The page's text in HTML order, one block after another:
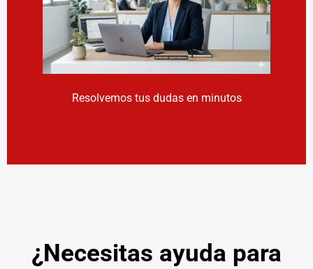
Resolvemos tus dudas en minutos
¿Necesitas ayuda para